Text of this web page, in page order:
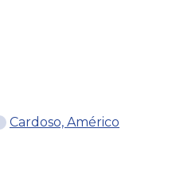
Cardoso, Américo